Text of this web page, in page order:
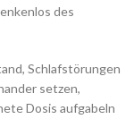
des
Schlafstörungen
setzen,
Dosis aufgabeln